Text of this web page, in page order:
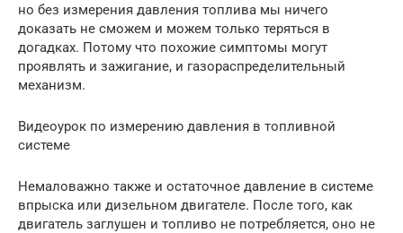
но без измерения давления топлива мы ничего
доказать не сможем и можем только теряться в
догадках. Потому что похожие симптомы могут
проявлять и зажигание, и газораспределительный
механизм.
Видеоурок по измерению давления в топливной
системе
Немаловажно также и остаточное давление в системе
впрыска или дизельном двигателе. После того, как
двигатель заглушен и топливо не потребляется, оно не